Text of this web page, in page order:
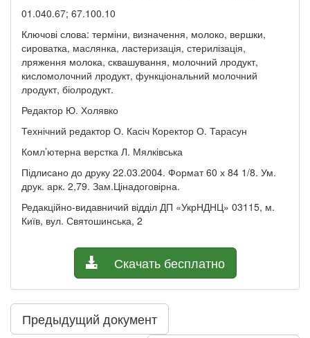
01.040.67; 67.100.10
Ключові слова: терміни, визначення, молоко, вершки,
сироватка, маслянка, ластеризація, стерилізація,
лряження молока, сквашування, молочний лродукт,
кисломолочний лродукт, функціональний молочний
лродукт, біолродукт.
Редактор Ю. Холявко
Технічний редактор О. Касіч Коректор О. Тарасун
Комл’ютерна верстка Л. Мялківська
Підлисано до друку 22.03.2004. Формат 60 х 84 1/8. Ум.
друк. арк. 2,79. Зам.Цінадоговірна.
Редакційно-видавничий відділ ДП «УкрНДНЦ» 03115, м.
Київ, вул. Святошинська, 2
Скачать бесплатно
Предыдущий документ